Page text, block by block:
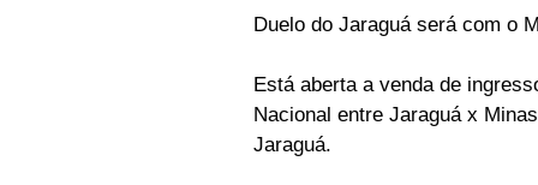
Duelo do Jaraguá será com o
Está aberta a venda de
Nacional entre Jaraguá x
Jaraguá.